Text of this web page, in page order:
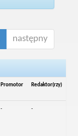
następny
Promotor Redaktor(rzy)
- -